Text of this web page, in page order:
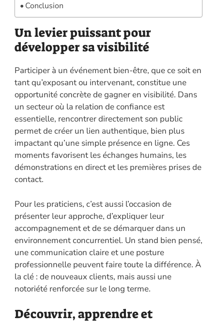
Conclusion
Un levier puissant pour
développer sa visibilité
Participer à un événement bien-être, que ce soit en
tant qu’exposant ou intervenant, constitue une
opportunité concrète de gagner en visibilité. Dans
un secteur où la relation de confiance est
essentielle, rencontrer directement son public
permet de créer un lien authentique, bien plus
impactant qu’une simple présence en ligne. Ces
moments favorisent les échanges humains, les
démonstrations en direct et les premières prises de
contact.
Pour les praticiens, c’est aussi l’occasion de
présenter leur approche, d’expliquer leur
accompagnement et de se démarquer dans un
environnement concurrentiel. Un stand bien pensé,
une communication claire et une posture
professionnelle peuvent faire toute la différence. À
la clé : de nouveaux clients, mais aussi une
notoriété renforcée sur le long terme.
Découvrir, apprendre et